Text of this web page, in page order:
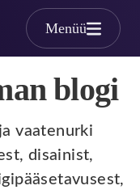
Menüü
blogi
vaatenurki
disainist,